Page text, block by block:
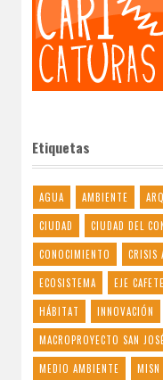
Etiquetas
AGUA AMBIENTE
CIUDAD
CIUDAD DEL
CONOCIMIENTO
CRISIS
ECOSISTEMA
EJE
HÁBITAT
INNOVACIÓN
MACROPROYECTO SAN
MEDIO AMBIENTE
MISN